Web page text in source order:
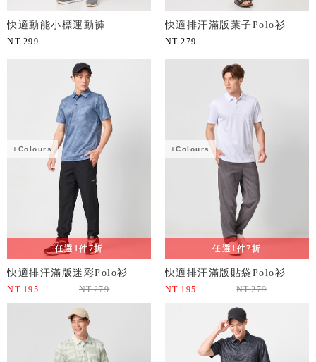
快適動能小標運動褲
NT. 299
快適排汗滿版葉子Polo衫
NT. 279
+Colours
任選1件7折
快適排汗滿版迷彩Polo衫
NT. 195 NT.279
+Colours
任選1件7折
快適排汗滿版貼袋Polo衫
NT. 195 NT.279